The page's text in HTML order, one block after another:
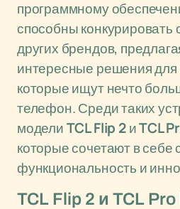
программному
способны
других брендов,
интересные решения для
которые ищут нечто
телефон. Среди таких
моделиTCL Flip 2иTCL
которые сочетают в себе
функциональность и
TCL Flip 2 и TCL